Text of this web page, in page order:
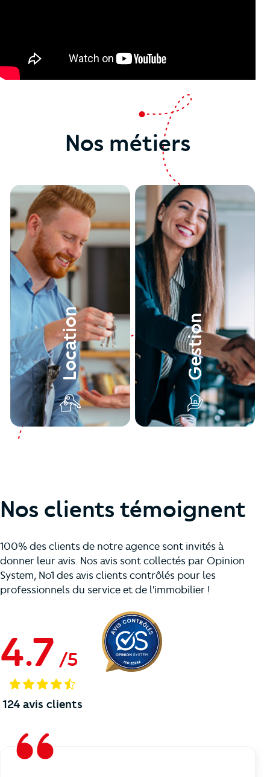
Nos métiers
Location Gestion
Nos clients témoignent
100% des clients de notre agence sont invités à
donner leur avis. Nos avis sont collectés par Opinion
System, No1 des avis clients contrôlés pour les
professionnels du service et de l'immobilier !
4.7 /5
124 avis clients